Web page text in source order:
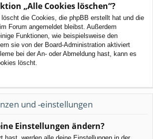
„Alle Cookies löschen“?
löscht die Cookies, die phpBB erstellt hat und die
Forum angemeldet bleibst. Außerdem
Funktionen, wie beispielsweise den
sie von der Board-Administration aktiviert
bei der An- oder Abmeldung hast, kann es
löscht.
und -einstellungen
Einstellungen ändern?